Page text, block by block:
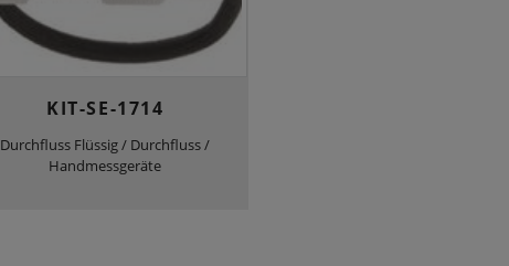
KIT-SE-1714
Durchfluss Flüssig / Durchfluss /
Handmessgeräte